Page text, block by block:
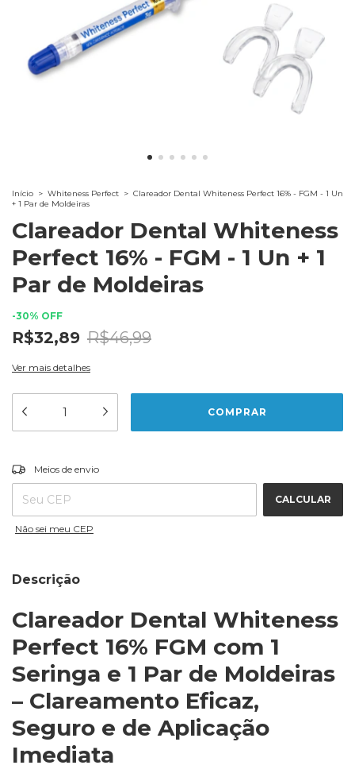
Início > Whiteness Perfect > Clareador Dental Whiteness Perfect 16% - FGM - 1 Un
+ 1 Par de Moldeiras
Clareador Dental Whiteness
Perfect 16% - FGM - 1 Un + 1
Par de Moldeiras
-30% OFF
R$32,89 R$46,99
Ver mais detalhes
Entregas para o CEP:
Meios de envio
CALCULAR
Não sei meu CEP
Descrição
Clareador Dental Whiteness
Perfect 16% FGM com 1
Seringa e 1 Par de Moldeiras
– Clareamento Eficaz,
Seguro e de Aplicação
Imediata